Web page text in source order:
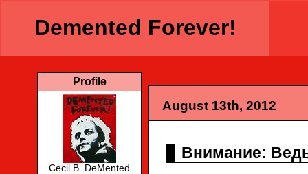
Demented Forever!
Profile
Cecil B. DeMented
August 13th, 2012
​Внимание: